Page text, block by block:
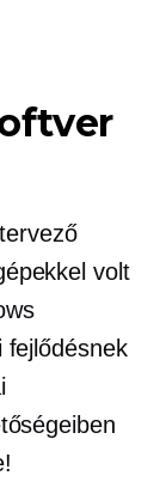
volt
fejlődésnek